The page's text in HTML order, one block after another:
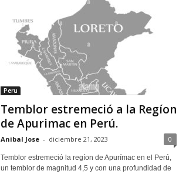
Peru
Temblor estremeció a la Regíon
de Apurimac en Perú.
Anibal Jose - diciembre 21, 2023 0
Temblor estremeció la regíon de Apurímac en el Perú,
un temblor de magnitud 4,5 y con una profundidad de